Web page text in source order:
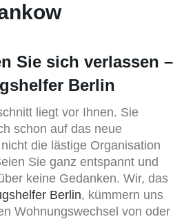
Sie sich verlassen –
Berlin
liegt vor Ihnen. Sie
schon auf das neue
die lästige Organisation
Sie ganz entspannt und
keine Gedanken. Wir, das
Berlin, kümmern uns
Wohnungswechsel von oder